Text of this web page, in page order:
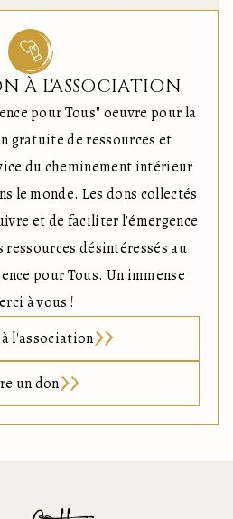
À L'ASSOCIATION
pour Tous" oeuvre pour la
gratuite de ressources et
du cheminement intérieur
le monde. Les dons collectés
et de faciliter l'émergence
désintéressés au
pour Tous. Un immense
à vous !
l'association
un don